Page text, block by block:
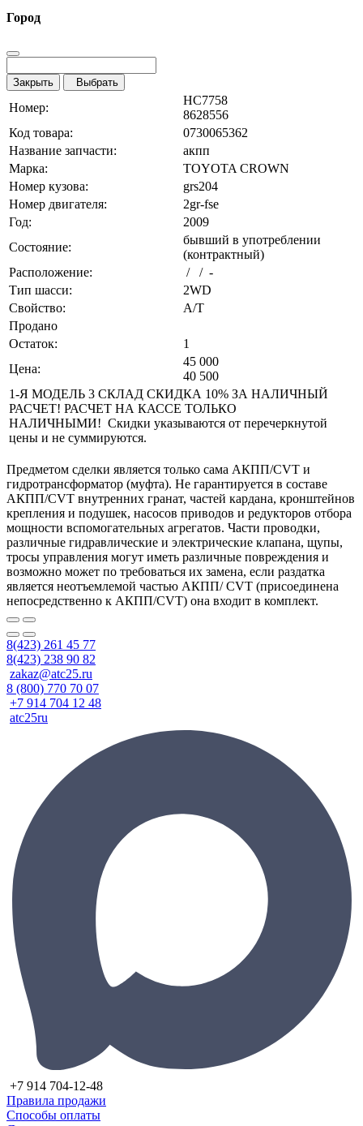
Город
Закрыть Выбрать
Номер:
HC7758
8628556
Код товара:
0730065362
Название запчасти:
акпп
Марка:
TOYOTA CROWN
Номер кузова:
grs204
Номер двигателя:
2gr-fse
Год:
2009
Состояние:
бывший в употреблении
(контрактный)
Расположение:
/ / -
Тип шасси:
2WD
Свойство:
A/T
Продано
Остаток:
1
Цена:
45 000
40 500
1-Я МОДЕЛЬ 3 СКЛАД СКИДКА 10% ЗА НАЛИЧНЫЙ
РАСЧЕТ! РАСЧЕТ НА КАССЕ ТОЛЬКО
НАЛИЧНЫМИ! Скидки указываются от перечеркнутой
цены и не суммируются.
Предметом сделки является только сама АКПП/CVT и
гидротрансформатор (муфта). Не гарантируется в составе
АКПП/CVT внутренних гранат, частей кардана, кронштейнов
крепления и подушек, насосов приводов и редукторов отбора
мощности вспомогательных агрегатов. Части проводки,
различные гидравлические и электрические клапана, щупы,
тросы управления могут иметь различные повреждения и
возможно может по требоваться их замена, если раздатка
является неотъемлемой частью АКПП/ CVT (присоединена
непосредственно к АКПП/CVT) она входит в комплект.
8(423) 261 45 77
8(423) 238 90 82
zakaz@atc25.ru
8 (800) 770 70 07
+7 914 704 12 48
atc25ru
+7 914 704-12-48
Правила продажи
Способы оплаты